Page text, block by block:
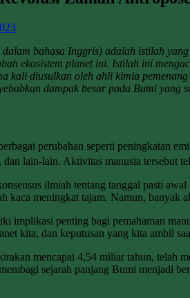
dalam bahasa Inggris) adalah istilah
ekosistem planet ini. Istilah ini
kali diusulkan oleh ahli kimia
dampak besar pada Bumi
perubahan seperti peningkatan
dan lain-lain. Aktivitas manusia tersebut
ilmiah tentang tanggal pasti
kaca meningkat tajam. Namun,
implikasi penting bagi pemahaman
kita, dan keputusan yang kita ambil
mencapai 4,54 miliar tahun, telah
sejarah panjang Bumi menjadi